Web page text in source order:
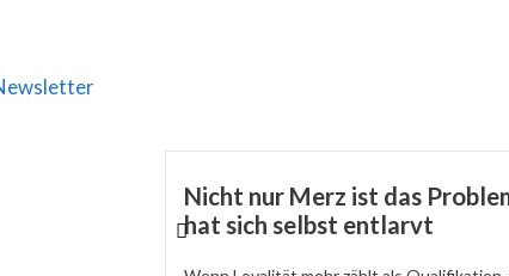
Nicht nur Merz ist das
hat sich selbst entlarvt